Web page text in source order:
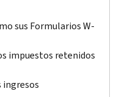
sus Formularios W-
impuestos retenidos
ingresos